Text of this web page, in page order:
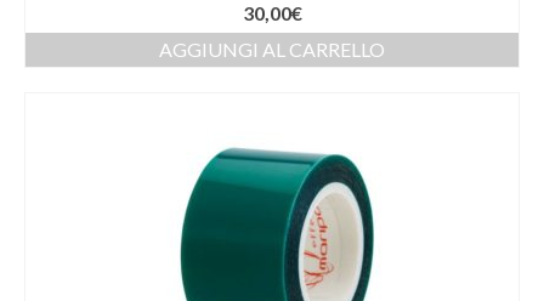
30,00€
AGGIUNGI AL CARRELLO